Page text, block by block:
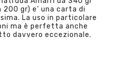
gr) e’ una carta di
La uso in particolare
ma è perfetta anche
davvero eccezionale.